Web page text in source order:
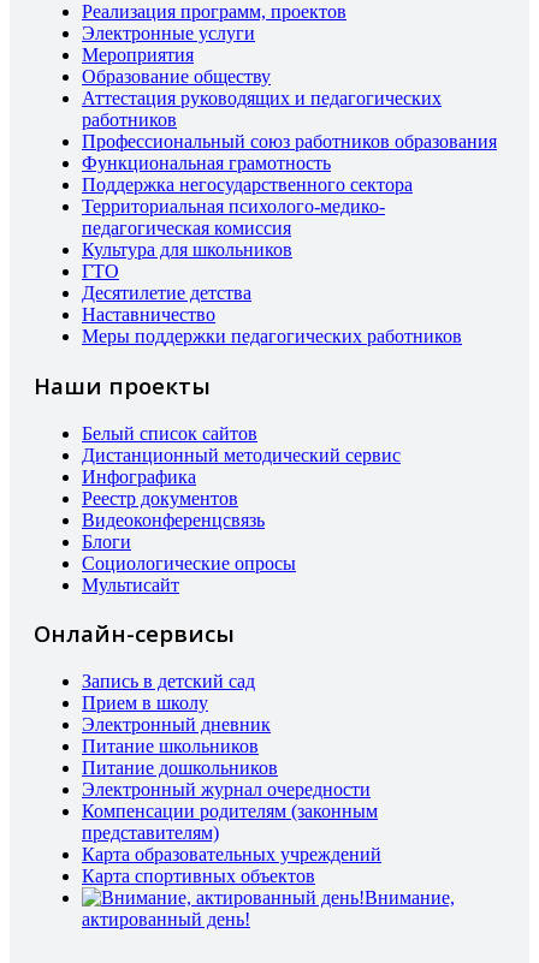
Реализация программ, проектов
Электронные услуги
Мероприятия
Образование обществу
Аттестация руководящих и педагогических
работников
Профессиональный союз работников образования
Функциональная грамотность
Поддержка негосударственного сектора
Территориальная психолого-медико-
педагогическая комиссия
Культура для школьников
ГТО
Десятилетие детства
Наставничество
Меры поддержки педагогических работников
Наши проекты
Белый список сайтов
Дистанционный методический сервис
Инфографика
Реестр документов
Видеоконференцсвязь
Блоги
Социологические опросы
Мультисайт
Онлайн-сервисы
Запись в детский сад
Прием в школу
Электронный дневник
Питание школьников
Питание дошкольников
Электронный журнал очередности
Компенсации родителям (законным
представителям)
Карта образовательных учреждений
Карта спортивных объектов
Внимание,
актированный день!